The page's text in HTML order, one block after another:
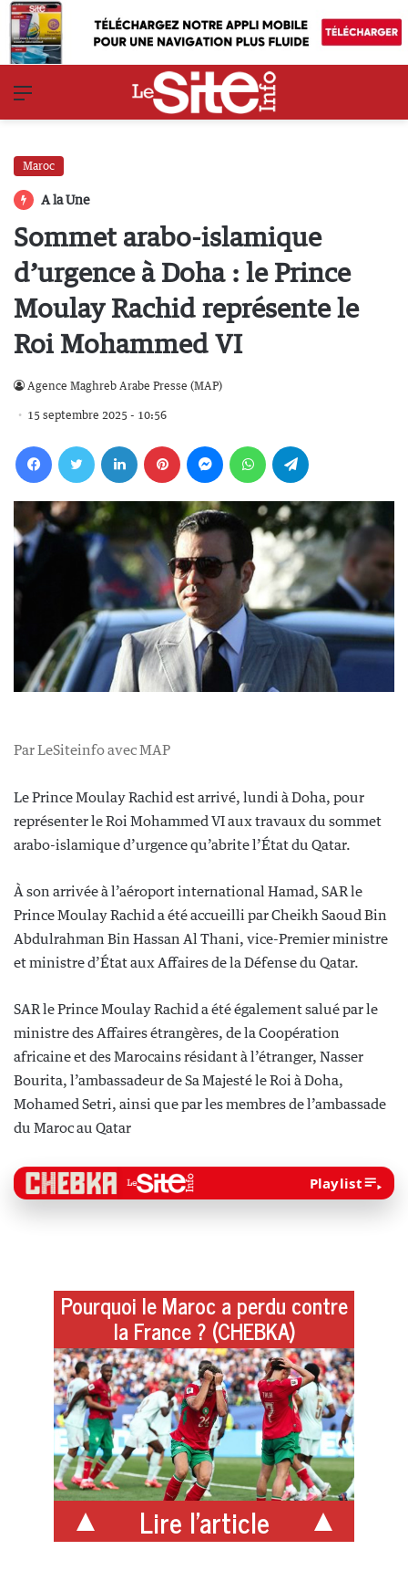
Maroc
A la Une
Sommet arabo-islamique
d’urgence à Doha : le Prince
Moulay Rachid représente le
Roi Mohammed VI
Agence Maghreb Arabe Presse (MAP)
15 septembre 2025 - 10:56
Par LeSiteinfo avec MAP
Le Prince Moulay Rachid est arrivé, lundi à Doha, pour
représenter le Roi Mohammed VI aux travaux du sommet
arabo-islamique d’urgence qu’abrite l’État du Qatar.
À son arrivée à l’aéroport international Hamad, SAR le
Prince Moulay Rachid a été accueilli par Cheikh Saoud Bin
Abdulrahman Bin Hassan Al Thani, vice-Premier ministre
et ministre d’État aux Affaires de la Défense du Qatar.
SAR le Prince Moulay Rachid a été également salué par le
ministre des Affaires étrangères, de la Coopération
africaine et des Marocains résidant à l’étranger, Nasser
Bourita, l’ambassadeur de Sa Majesté le Roi à Doha,
Mohamed Setri, ainsi que par les membres de l’ambassade
du Maroc au Qatar
Playlist
Pourquoi le Maroc a perdu contre
la France ? (CHEBKA)
Lire l'article